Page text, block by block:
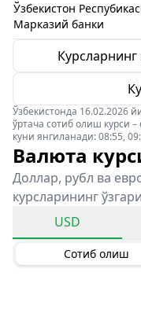
Ўзбекистон
Марказий банки
Ўзбекистонда 16.02.2026
ўртача сотиб олиш курси
куни янгиланади: 08:55,
Валюта
Доллар, рубл ва
курсларининг
USD
Сотиб олиш